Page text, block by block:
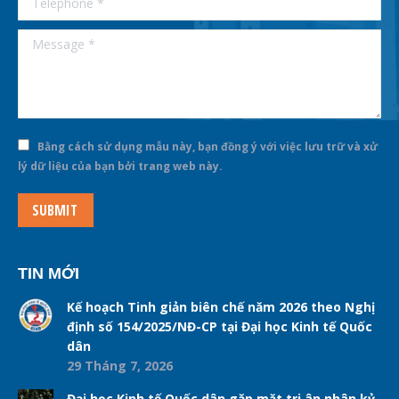
Message *
Bằng cách sử dụng mẫu này, bạn đồng ý với việc lưu trữ và xử
lý dữ liệu của bạn bởi trang web này.
SUBMIT
TIN MỚI
Kế hoạch Tinh giản biên chế năm 2026 theo Nghị
định số 154/2025/NĐ-CP tại Đại học Kinh tế Quốc
dân
29 Tháng 7, 2026